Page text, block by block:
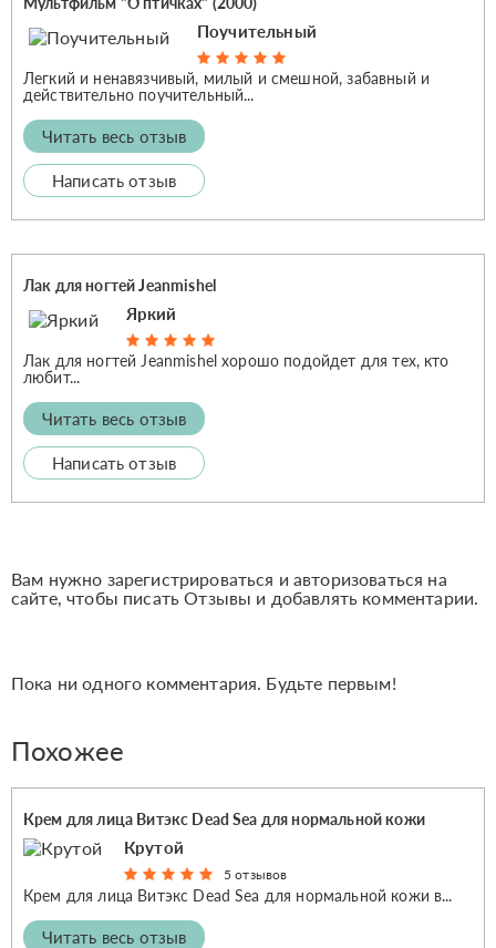
Поучительный
Легкий и ненавязчивый, милый и смешной, забавный и
действительно поучительный...
Читать весь отзыв
Написать отзыв
Лак для ногтей Jeanmishel
Яркий
Лак для ногтей Jeanmishel хорошо подойдет для тех, кто
любит...
Читать весь отзыв
Написать отзыв
Вам нужно зарегистрироваться и авторизоваться на
сайте, чтобы писать Отзывы и добавлять комментарии.
Пока ни одного комментария. Будьте первым!
Похожее
Крем для лица Витэкс Dead Sea для нормальной кожи
Крутой
5 отзывов
Крем для лица Витэкс Dead Sea для нормальной кожи в...
Читать весь отзыв